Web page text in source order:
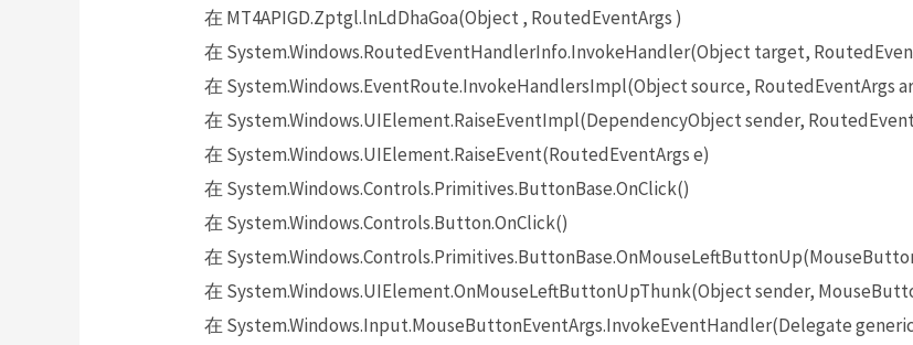
在 MT4APIGD.Zptgl.lnLdDhaGoa(Object , RoutedEventArgs )
在 System.Windows.RoutedEventHandlerInfo.InvokeHandler(Object target,
在 System.Windows.EventRoute.InvokeHandlersImpl(Object source, RoutedEventArgs
在 System.Windows.UIElement.RaiseEventImpl(DependencyObject sender,
在 System.Windows.UIElement.RaiseEvent(RoutedEventArgs e)
在 System.Windows.Controls.Primitives.ButtonBase.OnClick()
在 System.Windows.Controls.Button.OnClick()
在
在 System.Windows.UIElement.OnMouseLeftButtonUpThunk(Object sender,
在 System.Windows.Input.MouseButtonEventArgs.InvokeEventHandler(Delegate